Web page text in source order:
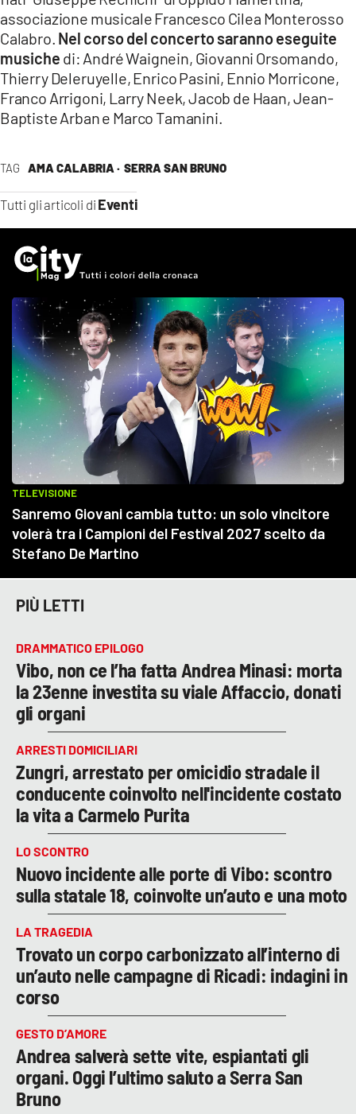
TAG AMA CALABRIA · SERRA SAN BRUNO
Tutti gli articoli di Eventi
associazione musicale Francesco Cilea Monterosso
Calabro. Nel corso del concerto saranno eseguite
musiche di: André Waignein, Giovanni Orsomando,
Thierry Deleruyelle, Enrico Pasini, Ennio Morricone,
Franco Arrigoni, Larry Neek, Jacob de Haan, Jean-
Baptiste Arban e Marco Tamanini.
PIÙ LETTI
DRAMMATICO EPILOGO
Vibo, non ce l’ha fatta Andrea Minasi: morta
la 23enne investita su viale Affaccio, donati
gli organi
ARRESTI DOMICILIARI
Zungri, arrestato per omicidio stradale il
conducente coinvolto nell'incidente costato
la vita a Carmelo Purita
LO SCONTRO
Nuovo incidente alle porte di Vibo: scontro
sulla statale 18, coinvolte un’auto e una moto
LA TRAGEDIA
Trovato un corpo carbonizzato all’interno di
un’auto nelle campagne di Ricadi: indagini in
corso
GESTO D’AMORE
Andrea salverà sette vite, espiantati gli
organi. Oggi l’ultimo saluto a Serra San
Bruno